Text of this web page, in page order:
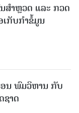
ສຳຫຼວດ ແລະ ກວດ
ເກັບກຳຂໍ້ມູນ
ນ ພົມວິຫານ ກັບ
າດ